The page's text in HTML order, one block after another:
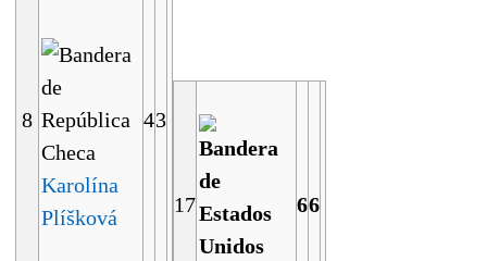
8
Karolína
Plíšková
43
17 66